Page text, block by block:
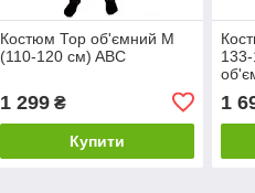
Костюм Тор об'ємний M
(110-120 см) ABC
1 299₴
Купити
1